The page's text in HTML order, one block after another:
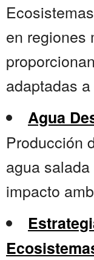
en regiones
adaptadas
Agua
Producción
agua
impacto